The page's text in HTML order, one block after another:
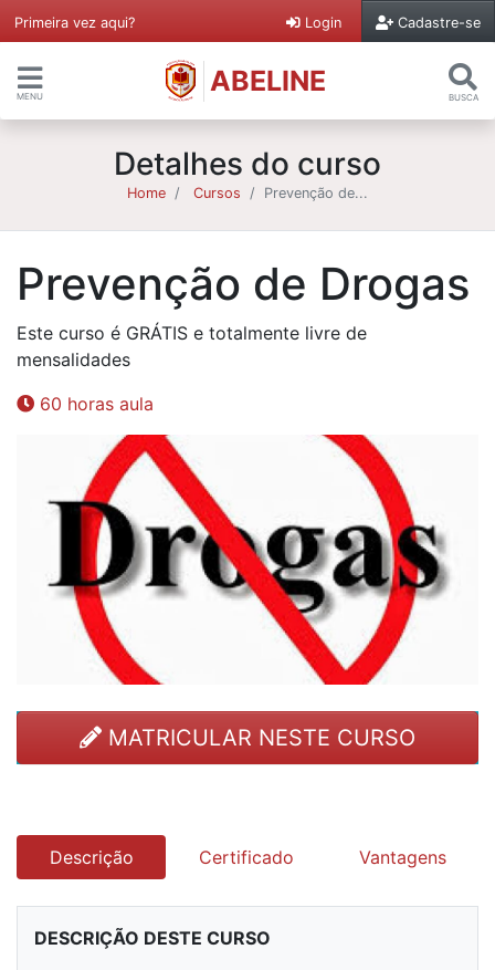
Primeira vez aqui? Login Cadastre-se
MENU ABELINE BUSCA
Detalhes do curso
Home Cursos Prevenção de...
Prevenção de Drogas
Este curso é GRÁTIS e totalmente livre de
mensalidades
60 horas aula
MATRICULAR NESTE CURSO
Descrição Certificado Vantagens
DESCRIÇÃO DESTE CURSO